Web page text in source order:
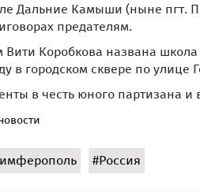
Дальние Камыши (ныне пгт.
предателям.
Вити Коробкова названа
в городском сквере по
в честь юного партизана и
#Россия